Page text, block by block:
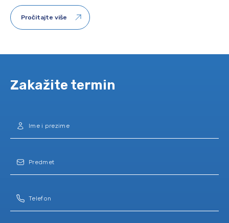
Pročitajte više
Zakažite termin